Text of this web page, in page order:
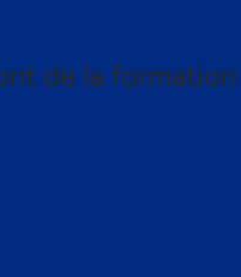
de la